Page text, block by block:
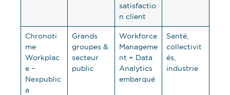
satisfactio
n client
Chronoti
me
Workplac
e –
Nexpublic
a
Grands
groupes &
secteur
public
Workforce
Manageme
nt + Data
Analytics
embarqué
Santé,
collectivit
és,
industrie